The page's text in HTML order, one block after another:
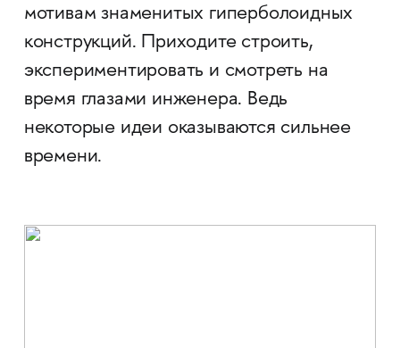
мотивам знаменитых гиперболоидных
конструкций. Приходите строить,
экспериментировать и смотреть на
время глазами инженера. Ведь
некоторые идеи оказываются сильнее
времени.